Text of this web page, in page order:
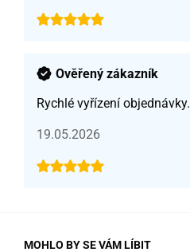
Ověřený zákazník
Rychlé vyřízení objednávky.
19.05.2026
MOHLO BY SE VÁM LÍBIT